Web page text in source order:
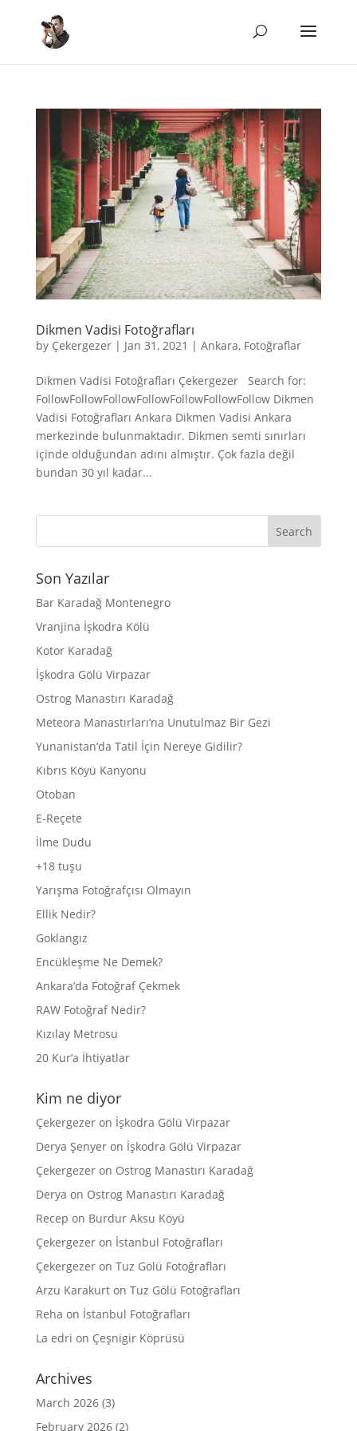
Dikmen Vadisi Fotoğrafları
by Çekergezer| Jan 31, 2021 | Ankara, Fotoğraflar
Dikmen Vadisi Fotoğrafları Çekergezer Search for:
FollowFollowFollowFollowFollowFollowFollow Dikmen
Vadisi Fotoğrafları Ankara Dikmen Vadisi Ankara
merkezinde bulunmaktadır. Dikmen semti sınırları
içinde olduğundan adını almıştır. Çok fazla değil
bundan 30 yıl kadar...
Son Yazılar
Bar Karadağ Montenegro
Vranjina İşkodra Kölü
Kotor Karadağ
İşkodra Gölü Virpazar
Ostrog Manastırı Karadağ
Meteora Manastırları’na Unutulmaz Bir Gezi
Yunanistan’da Tatil İçin Nereye Gidilir?
Kıbrıs Köyü Kanyonu
Otoban
E-Reçete
İlme Dudu
+18 tuşu
Yarışma Fotoğrafçısı Olmayın
Ellik Nedir?
Goklangız
Encükleşme Ne Demek?
Ankara’da Fotoğraf Çekmek
RAW Fotoğraf Nedir?
Kızılay Metrosu
20 Kur’a İhtiyatlar
Kim ne diyor
Çekergezeron İşkodra Gölü Virpazar
Derya Şenyeron İşkodra Gölü Virpazar
Çekergezeron Ostrog Manastırı Karadağ
Derya on Ostrog Manastırı Karadağ
Recep on Burdur Aksu Köyü
Çekergezeron İstanbul Fotoğrafları
Çekergezeron Tuz Gölü Fotoğrafları
Arzu Karakurton Tuz Gölü Fotoğrafları
Reha on İstanbul Fotoğrafları
La edri on Çeşnigir Köprüsü
Archives
March 2026(3)
February 2026(2)